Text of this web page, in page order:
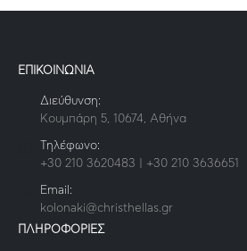
ΕΠΙΚΟΙΝΩΝΙΑ
Διεύθυνση:
Κουμπάρη 5, 10674, Αθήνα
Τηλέφωνο:
+30 210 3620483 | +30 210 3636651
Email:
kolonaki@christhellas.gr
ΠΛΗΡΟΦΟΡΙΕΣ